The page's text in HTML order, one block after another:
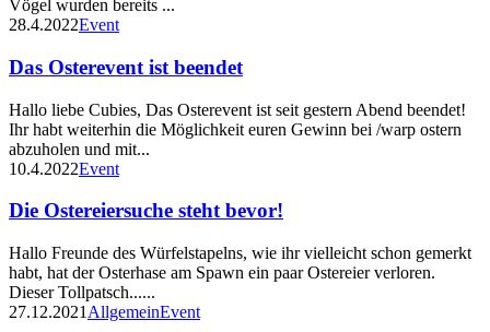
Vögel wurden bereits ...
28.4.2022Event
Das Osterevent ist beendet
Hallo liebe Cubies, Das Osterevent ist seit gestern Abend beendet!
Ihr habt weiterhin die Möglichkeit euren Gewinn bei /warp ostern
abzuholen und mit...
10.4.2022Event
Die Ostereiersuche steht bevor!
Hallo Freunde des Würfelstapelns, wie ihr vielleicht schon gemerkt
habt, hat der Osterhase am Spawn ein paar Ostereier verloren.
Dieser Tollpatsch......
27.12.2021 AllgemeinEvent